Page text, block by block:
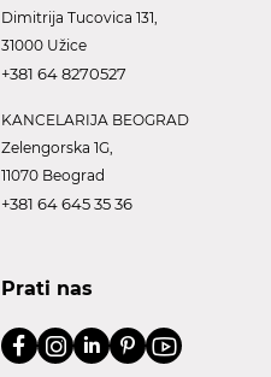
Dimitrija Tucovica 131,
31000 Užice
+381 64 8270527
KANCELARIJA BEOGRAD
Zelengorska 1G,
11070 Beograd
+381 64 645 35 36
Prati nas